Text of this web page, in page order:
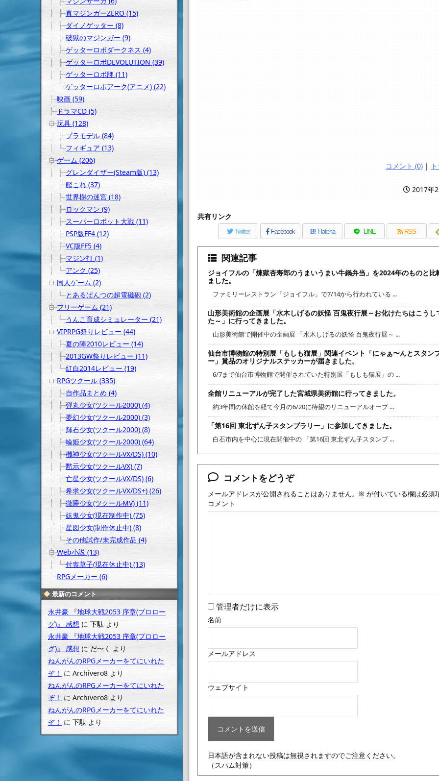
コメント (0) |
2017年
共有リンク
Twitter Facebook B! Hatena LINE RSS
関連記事
ジョイフルの「煉獄杏寿郎のうまいうまい牛鍋弁当」を2024年のものと比
ました。
ファミリーレストラン「ジョイフル」で7/14から行われている ...
山形美術館の企画展「水木しげるの妖怪 百鬼夜行展～お化けたちはこうし
た～」に行ってきました。
山形美術館で開催中の企画展 「水木しげるの妖怪 百鬼夜行展～ ...
仙台市博物館の特別展「もしも猫展」関連イベント「にゃぁ〜んとスタン
ー」賞品のオリジナルステッカーが届きました。
6/7まで仙台市博物館で開催されていた特別展「もしも猫展」の ...
全館リニューアルが完了した宮城県美術館に行ってきました。
約3年間の休館を経て今月の6/20に待望のリニューアルオープ ...
「第16回 東北ずん子スタンプラリー」に参加してきました。
白石市内を中心に現在開催中の 「第16回 東北ずん子スタンプ ...
コメントをどうぞ
メールアドレスが公開されることはありません。 ※ が付いている欄は必須
コメント
管理者だけに表示
名前
メールアドレス
ウェブサイト
日本語が含まれない投稿は無視されますのでご注意ください。
（スパム対策）
真マジンガーZERO (15)
ダイノゲッター (8)
破獄のマジンガー (9)
ゲッターロボダークネス (4)
ゲッターロボDEVOLUTION (39)
ゲッターロボ牌 (11)
ゲッターロボアーク(アニメ) (22)
映画 (59)
ドラマCD (5)
玩具 (128)
プラモデル (84)
フィギュア (13)
ゲーム (206)
グレンダイザー(Steam版) (13)
艦これ (37)
世界樹の迷宮 (18)
ロックマン (9)
スーパーロボット大戦 (11)
PSP版FF4 (12)
VC版FF5 (4)
マジン打 (1)
アンク (25)
同人ゲーム (2)
とあるぱんつの超電磁砲 (2)
フリーゲーム (21)
うんこ育成シミュレーター (21)
VIPRPG祭りレビュー (44)
夏の陣2010レビュー (14)
2013GW祭りレビュー (11)
紅白2014レビュー (19)
RPGツクール (335)
自作品まとめ (4)
弾丸少女(ツクール2000) (4)
夢幻少女(ツクール2000) (3)
輝石少女(ツクール2000) (8)
輪姫少女(ツクール2000) (64)
機神少女(ツクールVX/DS) (10)
黙示少女(ツクールVX) (7)
亡星少女(ツクールVX/DS) (6)
希求少女(ツクールVX/DS+) (26)
微睡少女(ツクールMV) (11)
妖鬼少女(現在制作中) (75)
星図少女(制作休止中) (8)
その他試作/未完成作品 (4)
Web小説 (13)
付喪草子(現在休止中) (13)
RPGメーカー (6)
最新のコメント
永井豪 『地球大戦2053 序章(プロロー
グ)』 感想に下駄より
永井豪 『地球大戦2053 序章(プロロー
グ)』 感想に だ〜くより
ねんがんのRPGメーカーをてにいれた
ぞ！にArchivero8より
ねんがんのRPGメーカーをてにいれた
ぞ！ に Archivero8より
ねんがんのRPGメーカーをてにいれた
ぞ！に 下駄より